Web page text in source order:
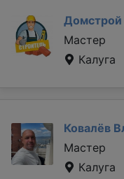
Мастер
Калуга
Ковалёв
Мастер
Калуга